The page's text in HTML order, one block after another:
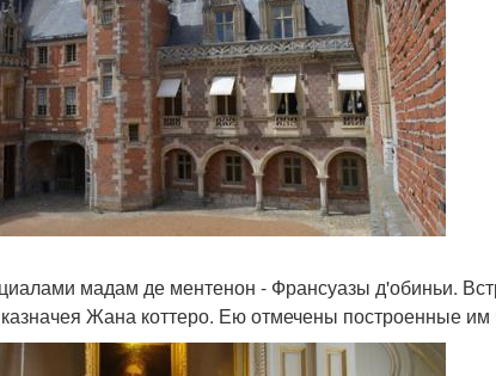
мадам де ментенон - Франсуазы д'обиньи.
Жана коттеро. Ею отмечены построенные им